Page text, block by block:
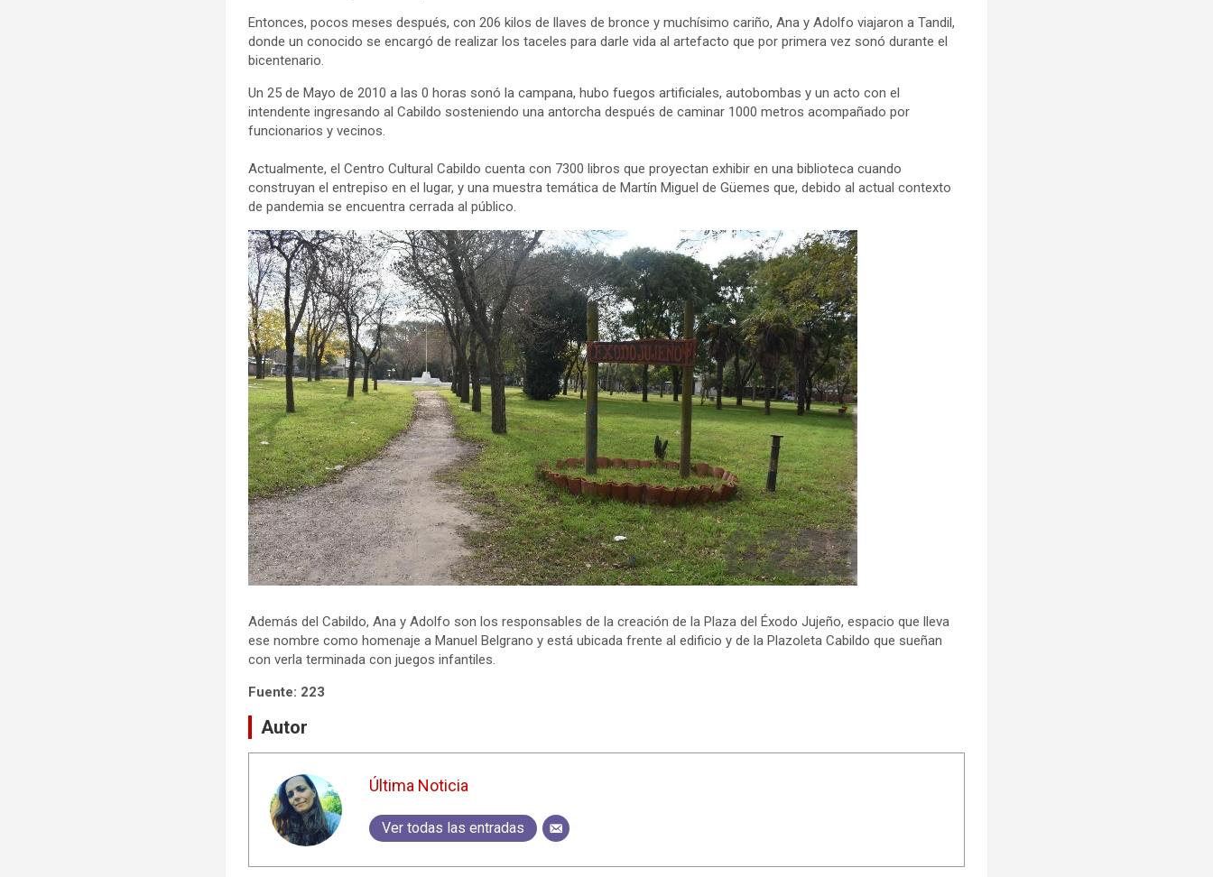
Entonces, pocos meses después, con 206 kilos de llaves de bronce y muchísimo cariño, Ana y Adolfo viajaron a Tandil,
donde un conocido se encargó de realizar los taceles para darle vida al artefacto que por primera vez sonó durante el
bicentenario.
Un 25 de Mayo de 2010 a las 0 horas sonó la campana, hubo fuegos artificiales, autobombas y un acto con el
intendente ingresando al Cabildo sosteniendo una antorcha después de caminar 1000 metros acompañado por
funcionarios y vecinos.
Actualmente, el Centro Cultural Cabildo cuenta con 7300 libros que proyectan exhibir en una biblioteca cuando
construyan el entrepiso en el lugar, y una muestra temática de Martín Miguel de Güemes que, debido al actual contexto
de pandemia se encuentra cerrada al público.
Además del Cabildo, Ana y Adolfo son los responsables de la creación de la Plaza del Éxodo Jujeño, espacio que lleva
ese nombre como homenaje a Manuel Belgrano y está ubicada frente al edificio y de la Plazoleta Cabildo que sueñan
con verla terminada con juegos infantiles.
Fuente: 223
Autor
Última Noticia
Ver todas las entradas